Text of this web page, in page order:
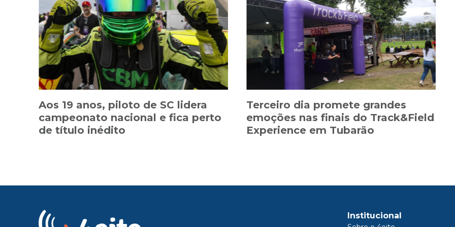
Aos 19 anos, piloto de SC lidera
campeonato nacional e fica perto
de título inédito
Terceiro dia promete grandes
emoções nas finais do Track&Field
Experience em Tubarão
Institucional